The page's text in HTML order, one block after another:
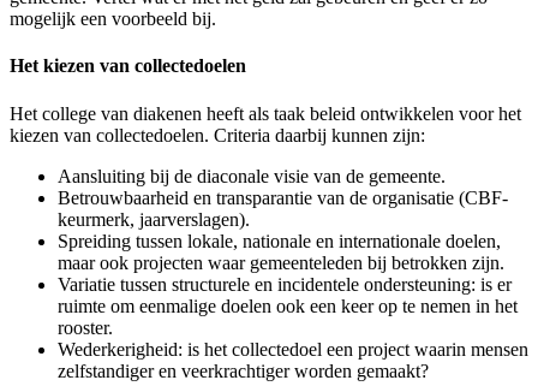
mogelijk een voorbeeld bij.
Het kiezen van collectedoelen
Het college van diakenen heeft als taak beleid ontwikkelen voor het
kiezen van collectedoelen. Criteria daarbij kunnen zijn:
Aansluiting bij de diaconale visie van de gemeente.
Betrouwbaarheid en transparantie van de organisatie (CBF-
keurmerk, jaarverslagen).
Spreiding tussen lokale, nationale en internationale doelen,
maar ook projecten waar gemeenteleden bij betrokken zijn.
Variatie tussen structurele en incidentele ondersteuning: is er
ruimte om eenmalige doelen ook een keer op te nemen in het
rooster.
Wederkerigheid: is het collectedoel een project waarin mensen
zelfstandiger en veerkrachtiger worden gemaakt?